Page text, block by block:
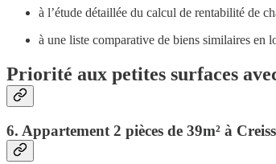
à l’étude détaillée du calcul de rentabilité de
à une liste comparative de biens similaires en
Priorité aux petites surfaces
6. Appartement 2 pièces de 39m² à